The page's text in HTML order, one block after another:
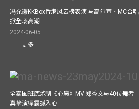
冯允谦KKBox香港风云榜表演 与高尔宣、MC合唱
掀全场高潮
2024-06-05
更多
全泰国班底炮制《心魔》MV 郑秀文与40位舞者
真挚演绎震撼入心